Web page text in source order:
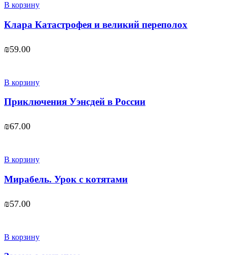
В корзину
Клара Катастрофея и великий переполох
₪59.00
В корзину
Приключения Уэнсдей в России
₪67.00
В корзину
Мирабель. Урок с котятами
₪57.00
В корзину